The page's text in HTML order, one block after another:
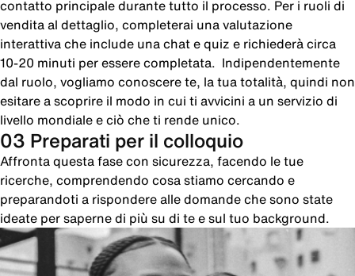
contatto principale durante tutto il processo. Per i ruoli di
vendita al dettaglio, completerai una valutazione
interattiva che include una chat e quiz e richiederà circa
10-20 minuti per essere completata. Indipendentemente
dal ruolo, vogliamo conoscere te, la tua totalità, quindi non
esitare a scoprire il modo in cui ti avvicini a un servizio di
livello mondiale e ciò che ti rende unico.
03 Preparati per il colloquio
Affronta questa fase con sicurezza, facendo le tue
ricerche, comprendendo cosa stiamo cercando e
preparandoti a rispondere alle domande che sono state
ideate per saperne di più su di te e sul tuo background.